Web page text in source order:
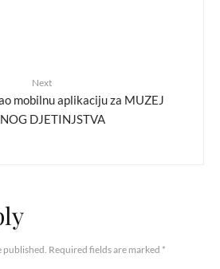
Next
mobilnu aplikaciju za MUZEJ
DJETINJSTVA
Required fields are marked *